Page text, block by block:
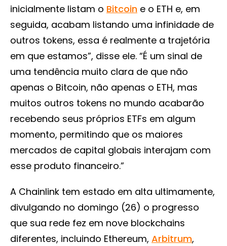
inicialmente listam o Bitcoin e o ETH e, em
seguida, acabam listando uma infinidade de
outros tokens, essa é realmente a trajetória
em que estamos”, disse ele. “É um sinal de
uma tendência muito clara de que não
apenas o Bitcoin, não apenas o ETH, mas
muitos outros tokens no mundo acabarão
recebendo seus próprios ETFs em algum
momento, permitindo que os maiores
mercados de capital globais interajam com
esse produto financeiro.”
A Chainlink tem estado em alta ultimamente,
divulgando no domingo (26) o progresso
que sua rede fez em nove blockchains
diferentes, incluindo Ethereum, Arbitrum,